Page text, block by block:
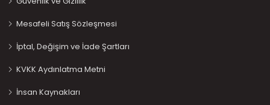
Mesafeli Satış Sözleşmesi
İptal, Değişim ve İade Şartları
KVKK Aydınlatma Metni
İnsan Kaynakları